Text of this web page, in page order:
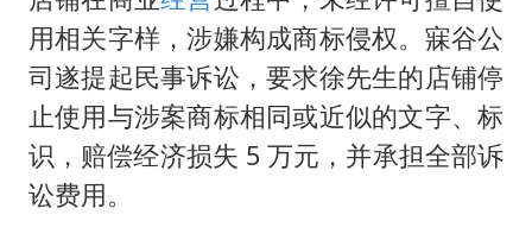
用相关字样，涉嫌构成商标侵权。寐谷公
司遂提起民事诉讼，要求徐先生的店铺停
止使用与涉案商标相同或近似的文字、标
识，赔偿经济损失 5 万元，并承担全部诉
讼费用。